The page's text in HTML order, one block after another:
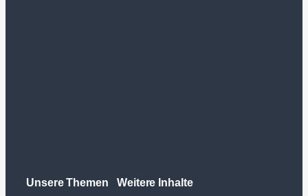
Unsere Themen Weitere Inhalte